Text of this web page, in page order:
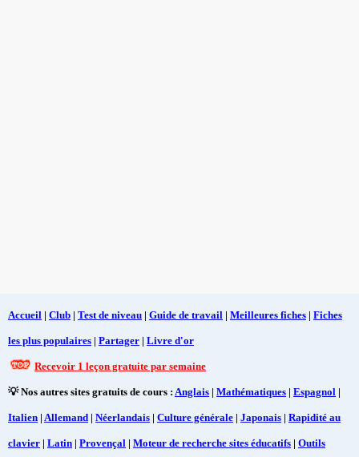
Accueil | Club | Test de niveau | Guide de travail | Meilleures fiches | Fiches
les plus populaires | Partager | Livre d'or
Recevoir 1 leçon gratuite par semaine
💡 Nos autres sites gratuits de cours : Anglais | Mathématiques | Espagnol |
Italien | Allemand | Néerlandais | Culture générale | Japonais | Rapidité au
clavier | Latin | Provençal | Moteur de recherche sites éducatifs | Outils